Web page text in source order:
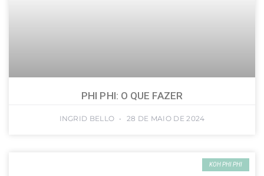
PHI PHI: O QUE FAZER
INGRID BELLO 28 DE MAIO DE 2024
KOH PHI PHI